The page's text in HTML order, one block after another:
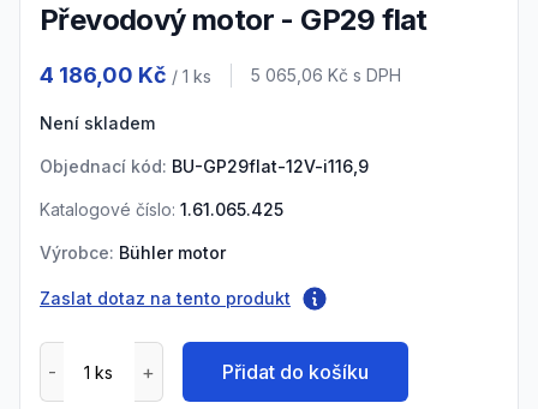
Převodový motor - GP29 flat
4 186,00 Kč / 1 ks Cena s DPH
5 065,06 Kč s DPH
Není skladem
Objednací kód: BU-GP29flat-12V-i116,9
Katalogové číslo: 1.61.065.425
Výrobce: Bühler motor
Zaslat dotaz na tento produkt
Přidat do košíku